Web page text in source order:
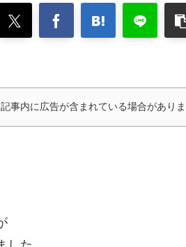
記事内に広告が含まれている場合があり